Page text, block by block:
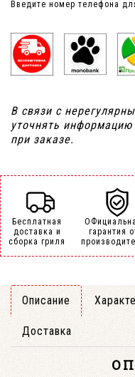
Введите номер телефона
В связи с
уточнять
при заказе.
Бесплатная
доставка и
сборка гриля
гарантия
Описание
Доставка